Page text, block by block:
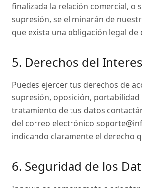
finalizada la relación comercial, o
supresión, se eliminarán de
que exista una obligación legal de
5. Derechos del
Puedes ejercer tus derechos de
supresión, oposición, portabilidad
tratamiento de tus datos
del correo electrónico
indicando claramente el derecho
6. Seguridad de los